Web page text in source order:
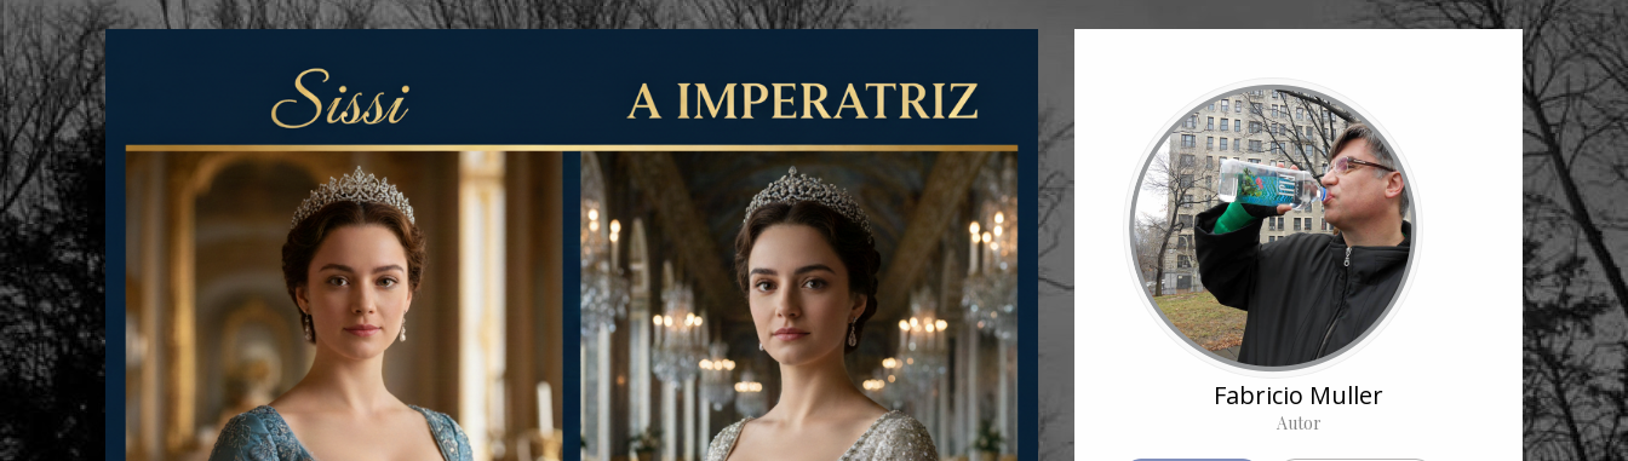
Fabricio Muller
Autor